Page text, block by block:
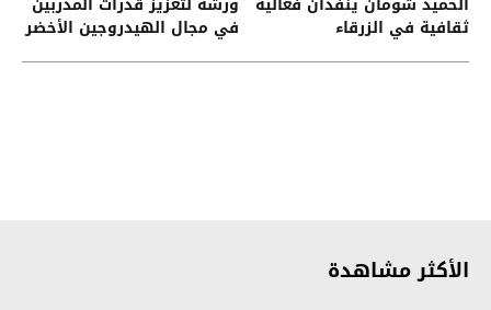
ثقافية في الزرقاء في مجال الهيدروجين الأخضر
الأكثر مشاهدة